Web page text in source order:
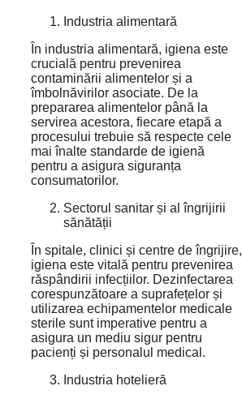
Industria alimentară
În industria alimentară, igiena este
crucială pentru prevenirea
contaminării alimentelor și a
îmbolnăvirilor asociate. De la
prepararea alimentelor până la
servirea acestora, fiecare etapă a
procesului trebuie să respecte cele
mai înalte standarde de igienă
pentru a asigura siguranța
consumatorilor.
Sectorul sanitar și al îngrijirii
sănătății
În spitale, clinici și centre de îngrijire,
igiena este vitală pentru prevenirea
răspândirii infecțiilor. Dezinfectarea
corespunzătoare a suprafețelor și
utilizarea echipamentelor medicale
sterile sunt imperative pentru a
asigura un mediu sigur pentru
pacienți și personalul medical.
Industria hotelieră